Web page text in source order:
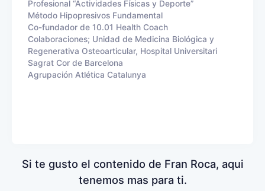
Profesional “Actividades Físicas y Deporte”
Método Hipopresivos Fundamental
Co-fundador de 10.01 Health Coach
Colaboraciones; Unidad de Medicina Biológica y
Regenerativa Osteoarticular, Hospital Universitari
Sagrat Cor de Barcelona
Agrupación Atlética Catalunya
Si te gusto el contenido de Fran Roca, aqui
tenemos mas para ti.